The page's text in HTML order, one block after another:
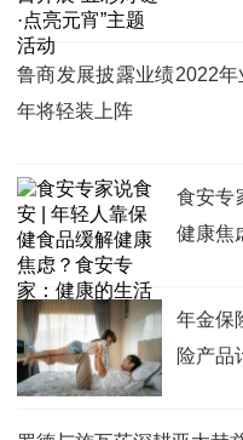
鲁商发展披露业绩2022
年将轻装上阵
食安专
健康焦
年金保
险产品